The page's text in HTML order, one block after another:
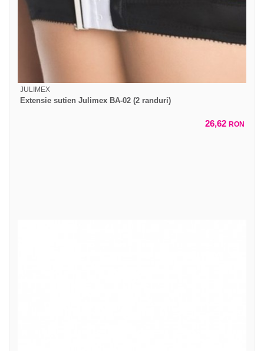
JULIMEX
Extensie sutien Julimex BA-02 (2 randuri)
26,62 RON